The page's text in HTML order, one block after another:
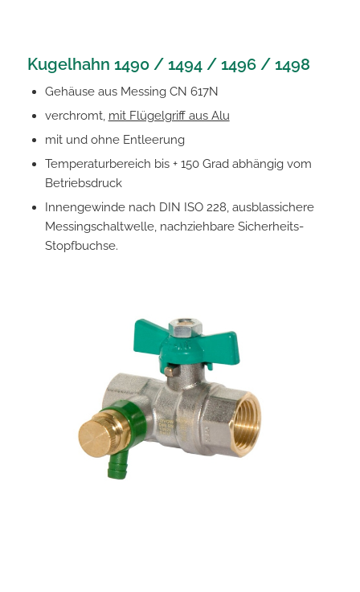
Kugelhahn 1490 / 1494 / 1496 / 1498
Gehäuse aus Messing CN 617N
verchromt, mit Flügelgriff aus Alu
mit und ohne Entleerung
Temperaturbereich bis + 150 Grad abhängig vom
Betriebsdruck
Innengewinde nach DIN ISO 228, ausblassichere
Messingschaltwelle, nachziehbare Sicherheits-
Stopfbuchse.